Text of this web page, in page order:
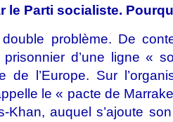
le Parti socialiste.
problème. De
d’une ligne «
de l’Europe. Sur
le « pacte de
Khan, auquel s’ajoute